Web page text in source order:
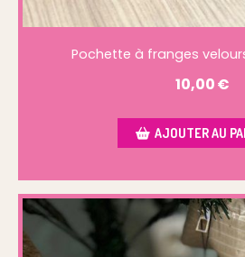
Pochette à franges
10,00€
AJOUTER AU